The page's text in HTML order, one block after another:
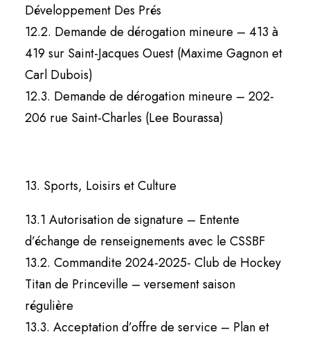
Développement Des Prés
12.2. Demande de dérogation mineure – 413 à
419 sur Saint-Jacques Ouest (Maxime Gagnon et
Carl Dubois)
12.3. Demande de dérogation mineure – 202-
206 rue Saint-Charles (Lee Bourassa)
13. Sports, Loisirs et Culture
13.1 Autorisation de signature – Entente
d’échange de renseignements avec le CSSBF
13.2. Commandite 2024-2025- Club de Hockey
Titan de Princeville – versement saison
régulière
13.3. Acceptation d’offre de service – Plan et